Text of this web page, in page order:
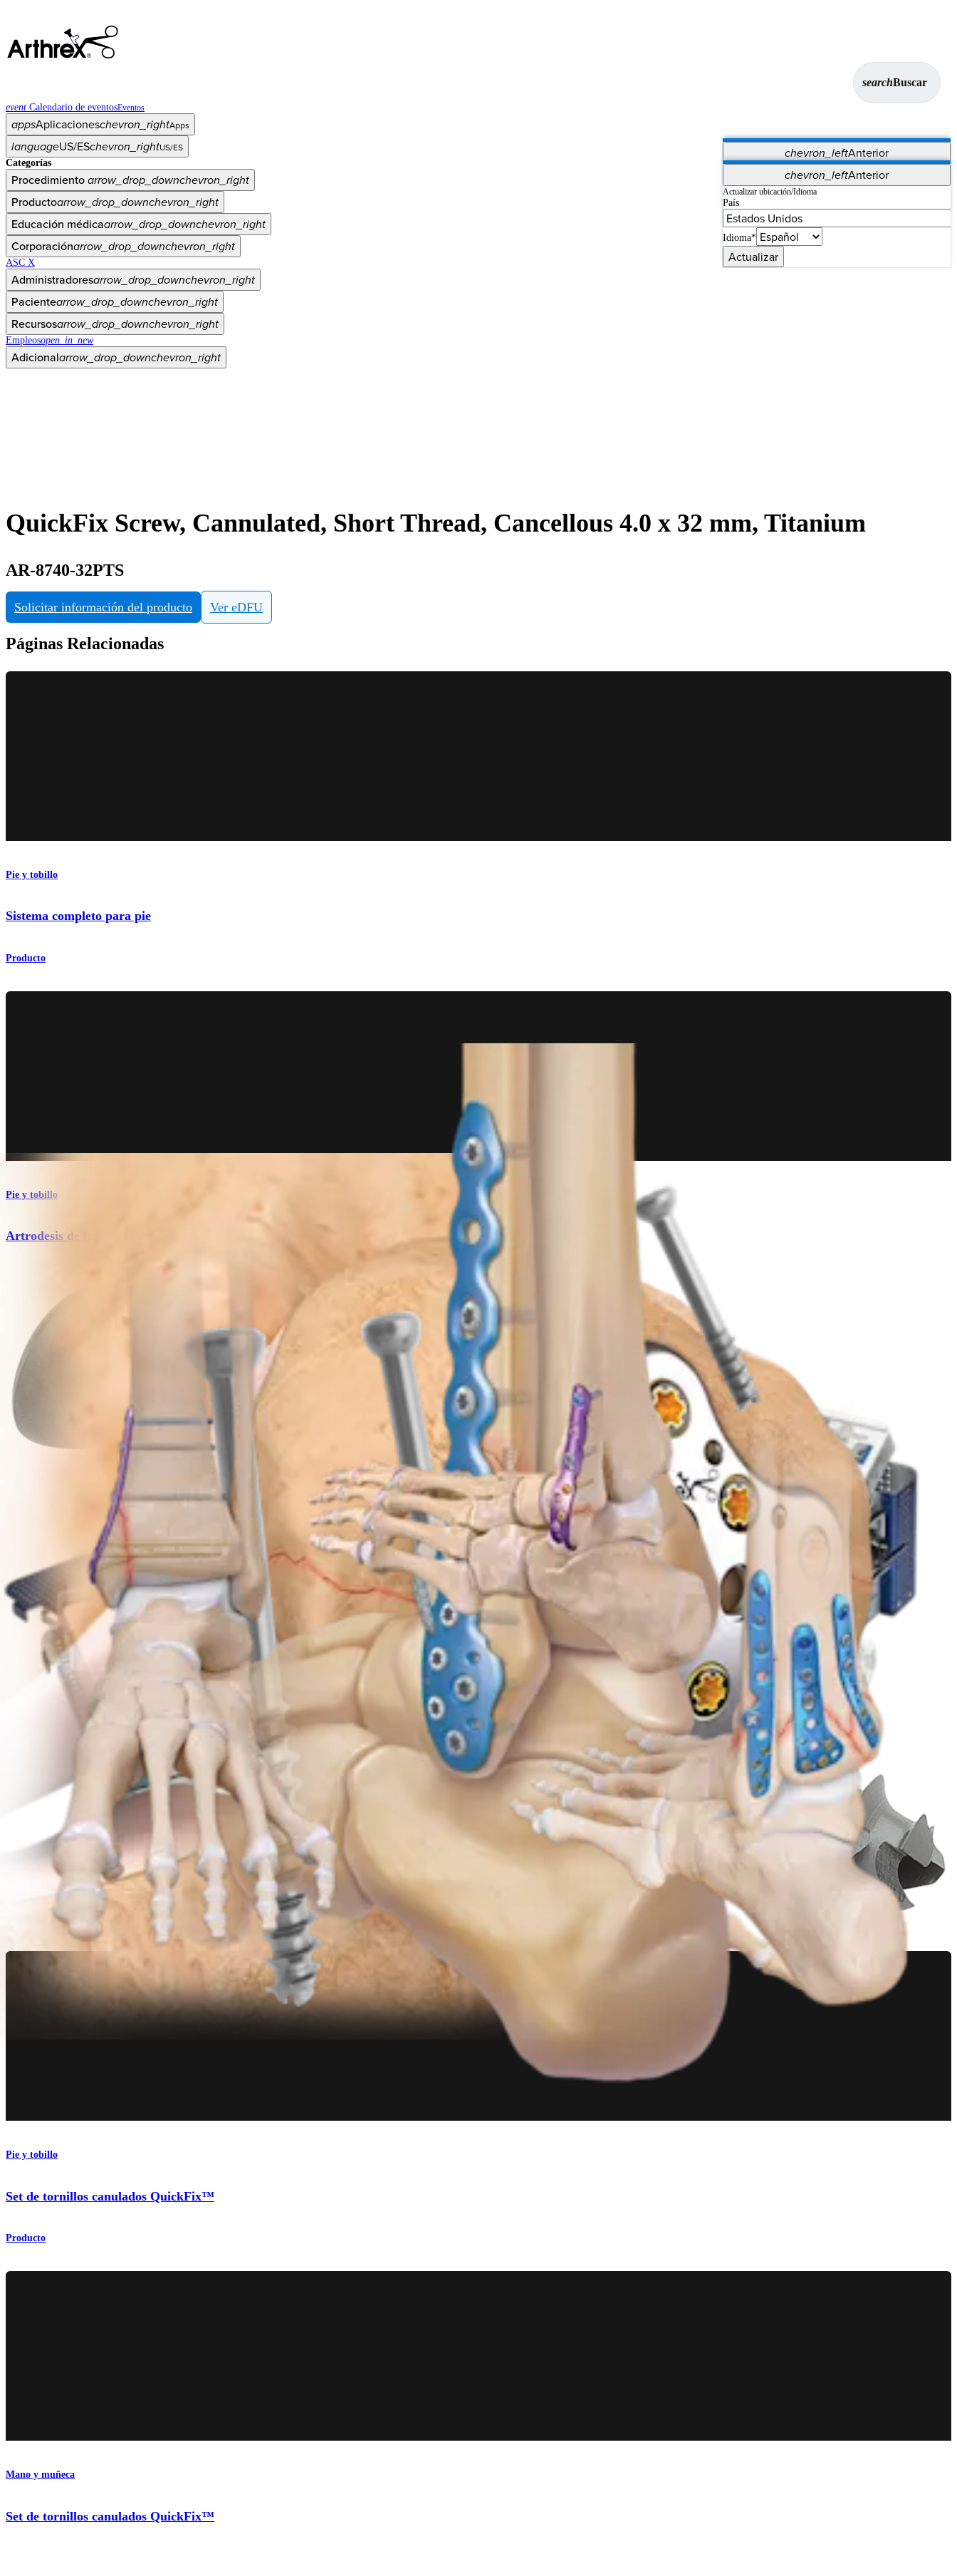
searchBuscar
event Calendario de eventosEventos
appsAplicacioneschevron_rightApps
chevron_leftAnterior
Vet Systems OrthoPedia Patient
Supplier Portal
Synergy Imaging & Resection
languageUS/ESchevron_rightUS/ES
chevron_leftAnterior
Actualizar ubicación/Idioma
País
Idioma*
Actualizar
Categorías
Procedimientoarrow_drop_downchevron_right
Productoarrow_drop_downchevron_right
Educación médicaarrow_drop_downchevron_right
Corporaciónarrow_drop_downchevron_right
ASC X
Administradoresarrow_drop_downchevron_right
Pacientearrow_drop_downchevron_right
Recursosarrow_drop_downchevron_right
Empleosopen_in_new
Adicionalarrow_drop_downchevron_right
QuickFix Screw, Cannulated, Short Thread, Cancellous 4.0 x 32 mm, Titanium
AR-8740-32PTS
Solicitar información del producto Ver eDFU
Páginas Relacionadas
Pie y tobillo
Sistema completo para pie
Producto
Pie y tobillo
Artrodesis de la articulación metatarsofalángica
Traumatismo - Extremidades inferiores
Patella SuturePlate™ II
Producto
Traumatismo - Extremidades inferiores
Sistema de placas Patella SuturePlate™
Pie y tobillo
Set de tornillos canulados QuickFix™
Producto
Mano y muñeca
Set de tornillos canulados QuickFix™